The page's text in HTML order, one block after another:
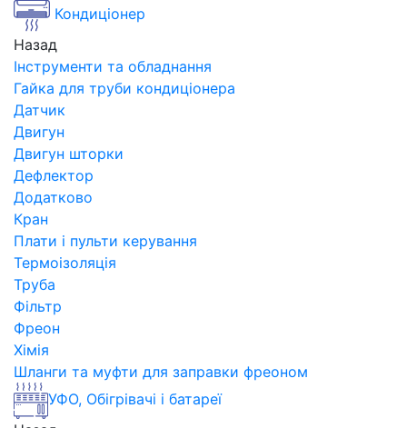
Кондиціонер
Назад
Інструменти та обладнання
Гайка для труби кондиціонера
Датчик
Двигун
Двигун шторки
Дефлектор
Додатково
Кран
Плати і пульти керування
Термоізоляція
Труба
Фільтр
Фреон
Хімія
Шланги та муфти для заправки фреоном
УФО, Обігрівачі і батареї